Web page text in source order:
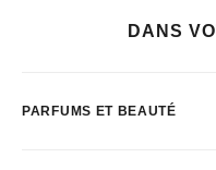
DANS
PARFUMS ET BEAUTÉ